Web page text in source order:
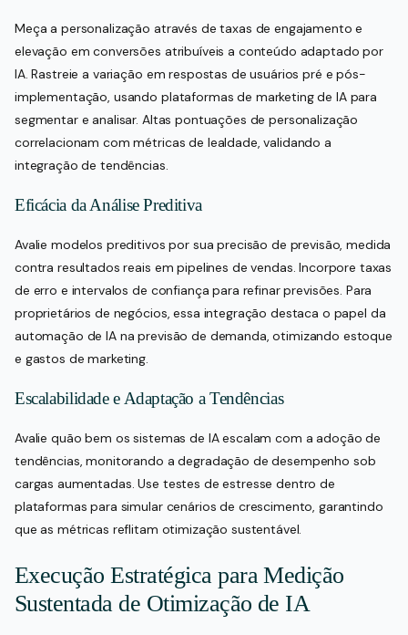
Meça a personalização através de taxas de engajamento e
elevação em conversões atribuíveis a conteúdo adaptado por
IA. Rastreie a variação em respostas de usuários pré e pós-
implementação, usando plataformas de marketing de IA para
segmentar e analisar. Altas pontuações de personalização
correlacionam com métricas de lealdade, validando a
integração de tendências.
Eficácia da Análise Preditiva
Avalie modelos preditivos por sua precisão de previsão, medida
contra resultados reais em pipelines de vendas. Incorpore taxas
de erro e intervalos de confiança para refinar previsões. Para
proprietários de negócios, essa integração destaca o papel da
automação de IA na previsão de demanda, otimizando estoque
e gastos de marketing.
Escalabilidade e Adaptação a Tendências
Avalie quão bem os sistemas de IA escalam com a adoção de
tendências, monitorando a degradação de desempenho sob
cargas aumentadas. Use testes de estresse dentro de
plataformas para simular cenários de crescimento, garantindo
que as métricas reflitam otimização sustentável.
Execução Estratégica para Medição
Sustentada de Otimização de IA